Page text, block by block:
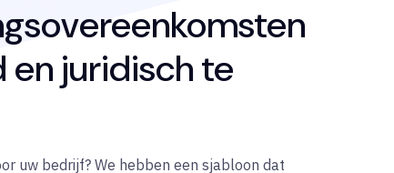
en juridisch te
uw bedrijf? We hebben een sjabloon dat